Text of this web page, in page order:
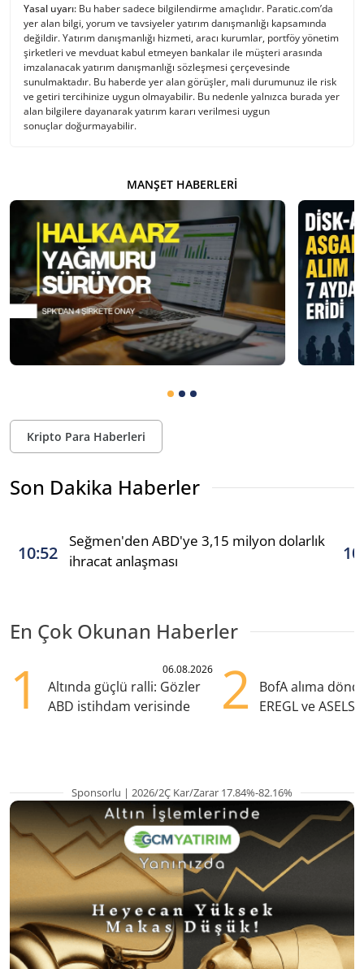
Yasal uyarı: Bu haber sadece bilgilendirme amaçlıdır. Paratic.com’da
yer alan bilgi, yorum ve tavsiyeler yatırım danışmanlığı kapsamında
değildir. Yatırım danışmanlığı hizmeti, aracı kurumlar, portföy yönetim
şirketleri ve mevduat kabul etmeyen bankalar ile müşteri arasında
imzalanacak yatırım danışmanlığı sözleşmesi çerçevesinde
sunulmaktadır. Bu haberde yer alan görüşler, mali durumunuz ile risk
ve getiri tercihinize uygun olmayabilir. Bu nedenle yalnızca burada yer
alan bilgilere dayanarak yatırım kararı verilmesi uygun
sonuçlar doğurmayabilir.
MANŞET HABERLERI
Kripto Para Haberleri
Son Dakika Haberler
10:52
Seğmen'den ABD'ye 3,15 milyon dolarlık
ihracat anlaşması
En Çok Okunan Haberler
1 06.08.2026
Altında güçlü ralli: Gözler
ABD istihdam verisinde
2
BofA alıma
EREGL ve ASELS
Sponsorlu | 2026/2Ç Kar/Zarar 17.84%-82.16%